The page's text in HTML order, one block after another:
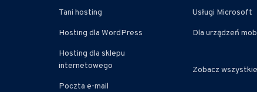
Tani hosting
Hosting dla WordPress
Hosting dla sklepu
internetowego
Poczta e-mail
Usługi Microsoft
Dla urządzeń
Zobacz wszystkie